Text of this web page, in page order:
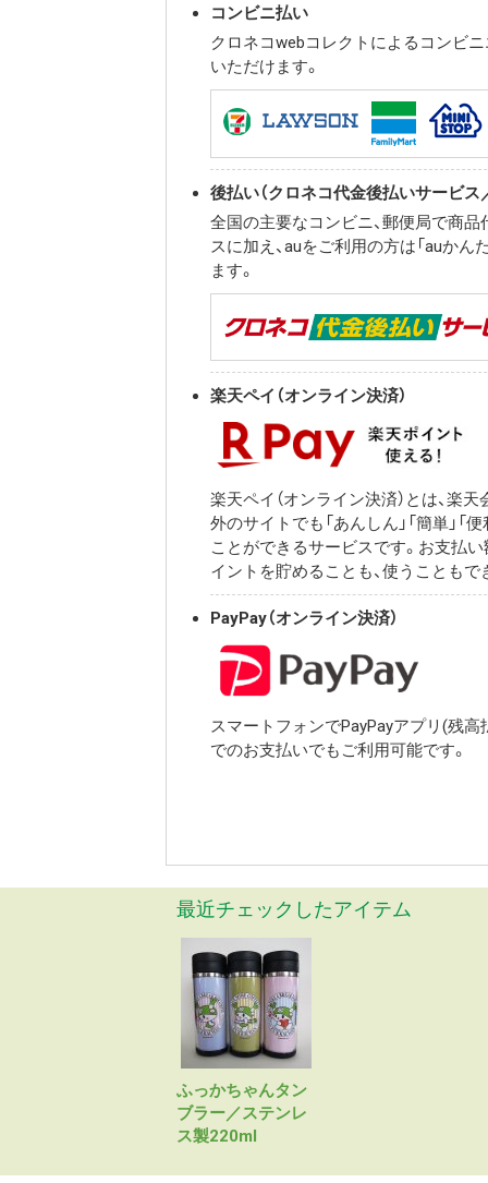
コンビニ払い
クロネコwebコレクトによるコンビ
いただけます。
後払い（クロネコ代金後払いサービス
全国の主要なコンビニ、郵便局で商
スに加え、auをご利用の方は「auかん
ます。
楽天ペイ（オンライン決済）
楽天ペイ（オンライン決済）とは、楽
外のサイトでも「あんしん」「簡単」「
ことができるサービスです。お支払
イントを貯めることも、使うこともで
PayPay（オンライン決済）
スマートフォンでPayPayアプリ(残高
でのお支払いでもご利用可能です。
最近チェックしたアイテム
ふっかちゃんタン
ブラー／ステンレ
ス製220ml